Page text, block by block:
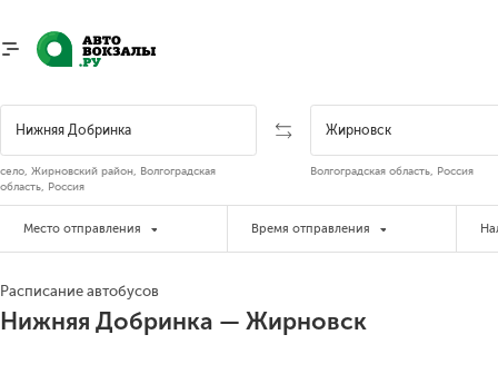
село, Жирновский район, Волгоградская
область, Россия
Волгоградская область, Россия
Место отправления Время отправления
Расписание автобусов
Нижняя Добринка — Жирновск